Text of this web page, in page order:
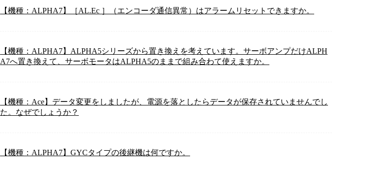
【機種：ALPHA7】［AL.Ec ］（エンコーダ通信異常）はアラームリセットできますか。
【機種：ALPHA7】ALPHA5シリーズから置き換えを考えています。サーボアンプだけALPH
A7へ置き換えて、サーボモータはALPHA5のままで組み合わて使えますか。
【機種：Ace】データ変更をしましたが、電源を落としたらデータが保存されていませんでし
た。なぜでしょうか？
【機種：ALPHA7】GYCタイプの後継機は何ですか。